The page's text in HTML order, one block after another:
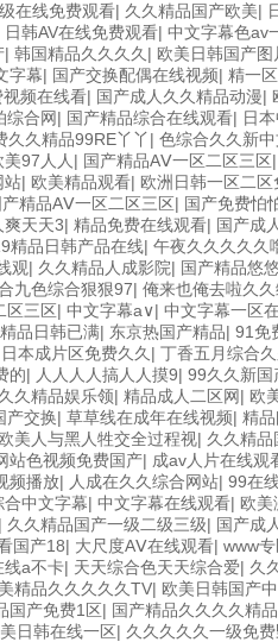
在线免费观看| 久久精品国产欧美|
日韩AV在线免费观看| 中文字幕色av
| 韩国精品久久久久 | 欧美日韩国产图
字幕| 国产交换配偶在线视频| 精一
频在线看| 国产成人久久精品动漫|
综合网| 国产精品综合在线观看| 日
久久精品99RE丫丫| 色综合久久新
97人人 | 国产精品AⅤ一区二区三区
站| 欧美精品观看| 欧洲日韩一区二
产精品AⅤ一区二区三区| 国产免费怕
爽天天3| 精品免费在线观看| 国产成
精品日韩产品在线| 午夜久久久久久
观| 久久精品人成影院| 国产精品悠
九色综合狠狠97| 俺来也俺去啦久
区三区| 中文字幕a∨| 中文字幕一区
品日韩已满| 东京热国产精品| 91免
日本成片区免费久久 | 丁香五月综合
的| 人人人人搞人人摸9| 99久久新国
久久精品娱乐领| 精品成人二区网| 欧
产交换| 草草线在成年在线视频| 精
欧美人与黑人牲交全过程视| 久久精
站色视频免费国产| 成av人片在线观
频播放| 人成在久久综合网站| 99在
合中文字幕| 中文字幕在线观看| 欧美
| 久久精品国产一级二级三级| 国产成
国产18| 大尺度AⅤ在线观看| www
线a不卡| 天天综合色天天综合爱| 久
精品久久久久久TV| 欧美日韩国产
国产免费1区| 国产精品久久久久精
日韩在线一区| 久久久久久一级免